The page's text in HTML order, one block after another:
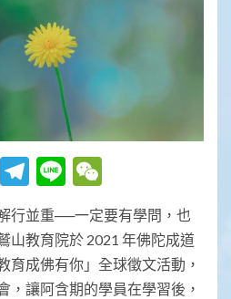
EmailTelegram
Line
行並重──一定要有學問，也
山教育院於 2021 年佛陀成道
育成佛有你」全球徵文活動，
，讓阿含期的學員在學習後，